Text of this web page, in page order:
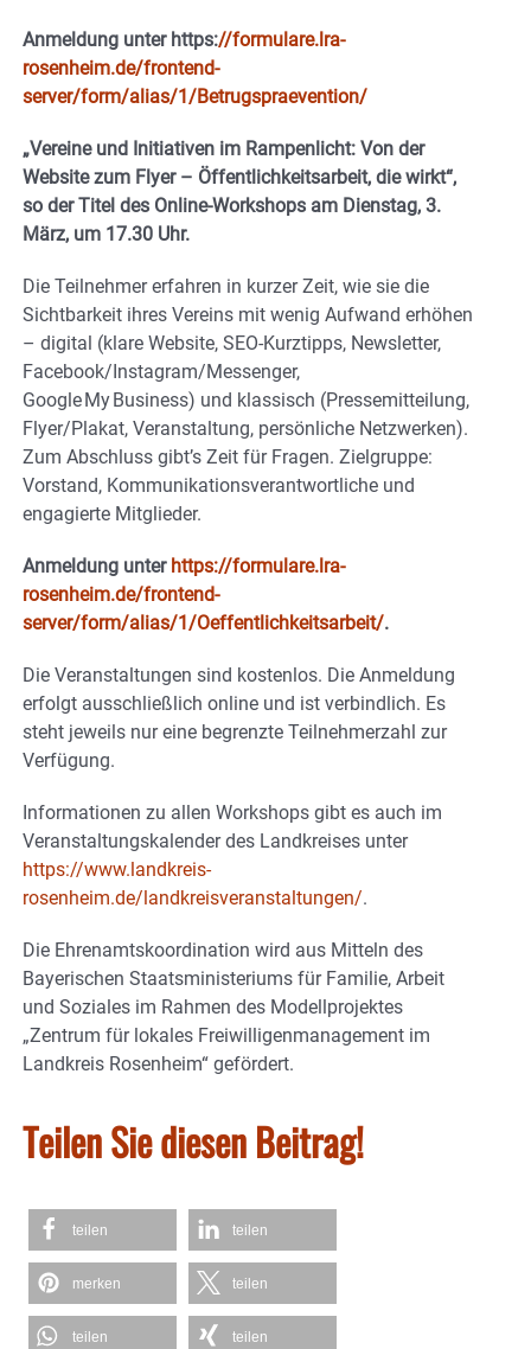
Anmeldung unter https://formulare.lra-
rosenheim.de/frontend-
server/form/alias/1/Betrugspraevention/
„Vereine und Initiativen im Rampenlicht: Von der
Website zum Flyer – Öffentlichkeitsarbeit, die wirkt“,
so der Titel des Online-Workshops am Dienstag, 3.
März, um 17.30 Uhr.
Die Teilnehmer erfahren in kurzer Zeit, wie sie die
Sichtbarkeit ihres Vereins mit wenig Aufwand erhöhen
– digital (klare Website, SEO‑Kurztipps, Newsletter,
Facebook/Instagram/Messenger,
Google My Business) und klassisch (Pressemitteilung,
Flyer/Plakat, Veranstaltung, persönliche Netzwerken).
Zum Abschluss gibt’s Zeit für Fragen. Zielgruppe:
Vorstand, Kommunikationsverantwortliche und
engagierte Mitglieder.
Anmeldung unter https://formulare.lra-
rosenheim.de/frontend-
server/form/alias/1/Oeffentlichkeitsarbeit/.
Die Veranstaltungen sind kostenlos. Die Anmeldung
erfolgt ausschließlich online und ist verbindlich. Es
steht jeweils nur eine begrenzte Teilnehmerzahl zur
Verfügung.
Informationen zu allen Workshops gibt es auch im
Veranstaltungskalender des Landkreises unter
https://www.landkreis-
rosenheim.de/landkreisveranstaltungen/.
Die Ehrenamtskoordination wird aus Mitteln des
Bayerischen Staatsministeriums für Familie, Arbeit
und Soziales im Rahmen des Modellprojektes
„Zentrum für lokales Freiwilligenmanagement im
Landkreis Rosenheim“ gefördert.
Teilen Sie diesen Beitrag!
teilen teilen
merken teilen
teilen teilen